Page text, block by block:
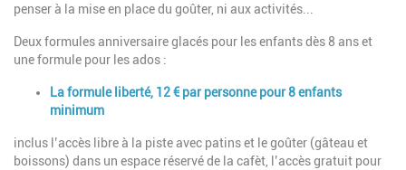
penser à la mise en place du goûter, ni aux activités...
Deux formules anniversaire glacés pour les enfants dès 8 ans et
une formule pour les ados :
La formule liberté, 12 € par personne pour 8 enfants
minimum
inclus l’accès libre à la piste avec patins et le goûter (gâteau et
boissons) dans un espace réservé de la cafèt, l’accès gratuit pour